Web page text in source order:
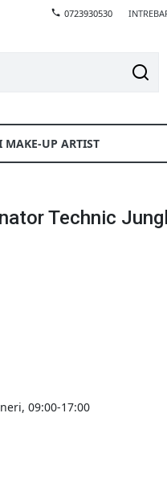
0723930530
MAKE-UP ARTIST
Technic
09:00-17:00